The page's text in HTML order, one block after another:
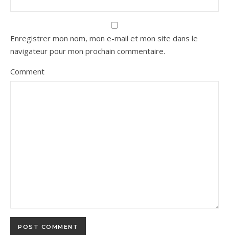
Enregistrer mon nom, mon e-mail et mon site dans le
navigateur pour mon prochain commentaire.
Comment